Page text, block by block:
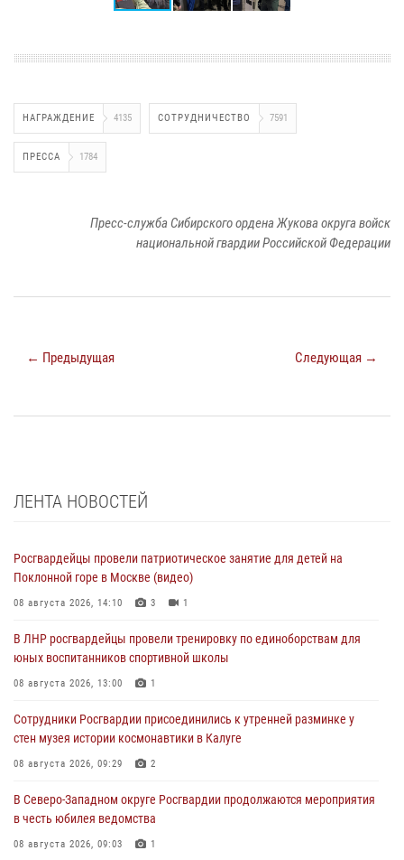
НАГРАЖДЕНИЕ 4135 СОТРУДНИЧЕСТВО 7591
ПРЕССА 1784
Пресс-служба Сибирского ордена Жукова округа войск
национальной гвардии Российской Федерации
← Предыдущая Следующая →
ЛЕНТА НОВОСТЕЙ
Росгвардейцы провели патриотическое занятие для детей на
Поклонной горе в Москве (видео)
08 августа 2026, 14:10 3 1
В ЛНР росгвардейцы провели тренировку по единоборствам для
юных воспитанников спортивной школы
08 августа 2026, 13:00 1
Сотрудники Росгвардии присоединились к утренней разминке у
стен музея истории космонавтики в Калуге
08 августа 2026, 09:29 2
В Северо-Западном округе Росгвардии продолжаются мероприятия
в честь юбилея ведомства
08 августа 2026, 09:03 1